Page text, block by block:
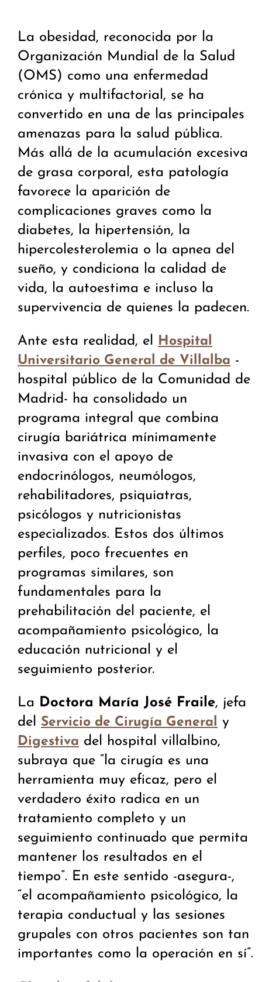
La obesidad, reconocida por la
Organización Mundial de la Salud
(OMS) como una enfermedad
crónica y multifactorial, se ha
convertido en una de las principales
amenazas para la salud pública.
Más allá de la acumulación excesiva
de grasa corporal, esta patología
favorece la aparición de
complicaciones graves como la
diabetes, la hipertensión, la
hipercolesterolemia o la apnea del
sueño, y condiciona la calidad de
vida, la autoestima e incluso la
supervivencia de quienes la padecen.
Ante esta realidad, el Hospital
Universitario General de Villalba -
hospital público de la Comunidad de
Madrid- ha consolidado un
programa integral que combina
cirugía bariátrica mínimamente
invasiva con el apoyo de
endocrinólogos, neumólogos,
rehabilitadores, psiquiatras,
psicólogos y nutricionistas
especializados. Estos dos últimos
perfiles, poco frecuentes en
programas similares, son
fundamentales para la
prehabilitación del paciente, el
acompañamiento psicológico, la
educación nutricional y el
seguimiento posterior.
La Doctora María José Fraile, jefa
del Servicio de Cirugía General y
Digestiva del hospital villalbino,
subraya que “la cirugía es una
herramienta muy eficaz, pero el
verdadero éxito radica en un
tratamiento completo y un
seguimiento continuado que permita
mantener los resultados en el
tiempo”. En este sentido -asegura-,
“el acompañamiento psicológico, la
terapia conductual y las sesiones
grupales con otros pacientes son tan
importantes como la operación en sí”.